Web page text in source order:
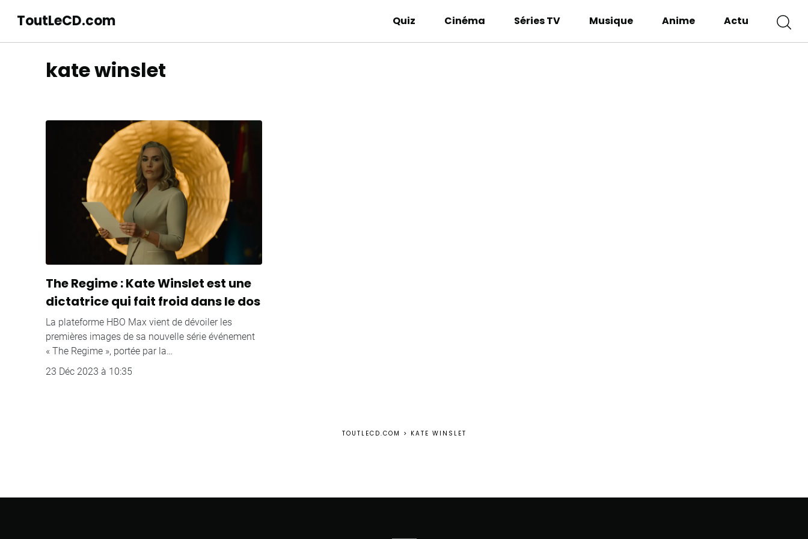
ToutLeCD.com Quiz Cinéma Séries TV Musique Anime Actu
kate winslet
The Regime : Kate Winslet est une
dictatrice qui fait froid dans le dos
La plateforme HBO Max vient de dévoiler les
premières images de sa nouvelle série événement
« The Regime », portée par la…
23 Déc 2023 à 10:35
TOUTLECD.COM > KATE WINSLET